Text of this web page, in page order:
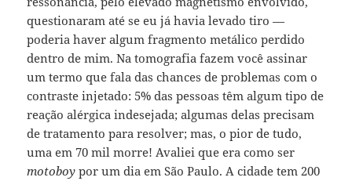
questionaram até se eu já havia levado tiro —
poderia haver algum fragmento metálico perdido
dentro de mim. Na tomografia fazem você assinar
um termo que fala das chances de problemas com o
contraste injetado: 5% das pessoas têm algum tipo de
reação alérgica indesejada; algumas delas precisam
de tratamento para resolver; mas, o pior de tudo,
uma em 70 mil morre! Avaliei que era como ser
motoboy por um dia em São Paulo. A cidade tem 200